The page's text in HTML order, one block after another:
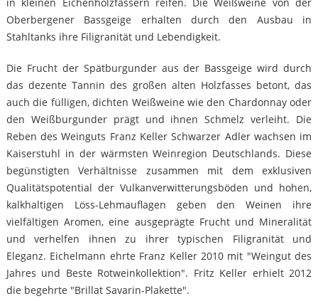
Oberbergener Bassgeige erhalten durch den Ausbau in
Stahltanks ihre Filigranität und Lebendigkeit.
Die Frucht der Spätburgunder aus der Bassgeige wird durch
das dezente Tannin des großen alten Holzfasses betont, das
auch die fülligen, dichten Weißweine wie den Chardonnay oder
den Weißburgunder prägt und ihnen Schmelz verleiht. Die
Reben des Weinguts Franz Keller Schwarzer Adler wachsen im
Kaiserstuhl in der wärmsten Weinregion Deutschlands. Diese
begünstigten Verhältnisse zusammen mit dem exklusiven
Qualitätspotential der Vulkanverwitterungsböden und hohen,
kalkhaltigen Löss-Lehmauflagen geben den Weinen ihre
vielfältigen Aromen, eine ausgeprägte Frucht und Mineralität
und verhelfen ihnen zu ihrer typischen Filigranität und
Eleganz. Eichelmann ehrte Franz Keller 2010 mit "Weingut des
Jahres und Beste Rotweinkollektion". Fritz Keller erhielt 2012
die begehrte "Brillat Savarin-Plakette".